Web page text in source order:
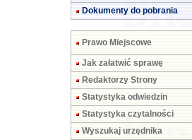
Dokumenty do pobrania
Prawo Miejscowe
Jak załatwić sprawę
Redaktorzy Strony
Statystyka odwiedzin
Statystyka czytalności
Wyszukaj urzędnika